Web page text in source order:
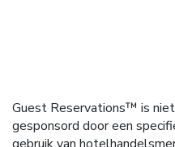
Guest Reservations™ is
gesponsord door een